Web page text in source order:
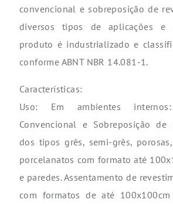
convencional e sobreposição de
diversos tipos de aplicações e
produto é industrializado e
conforme ABNT NBR 14.081-1.
Características:
Uso: Em ambientes internos:
Convencional e Sobreposição de
dos tipos grês, semi-grês,
porcelanatos com formato até
e paredes. Assentamento de
com formatos de até